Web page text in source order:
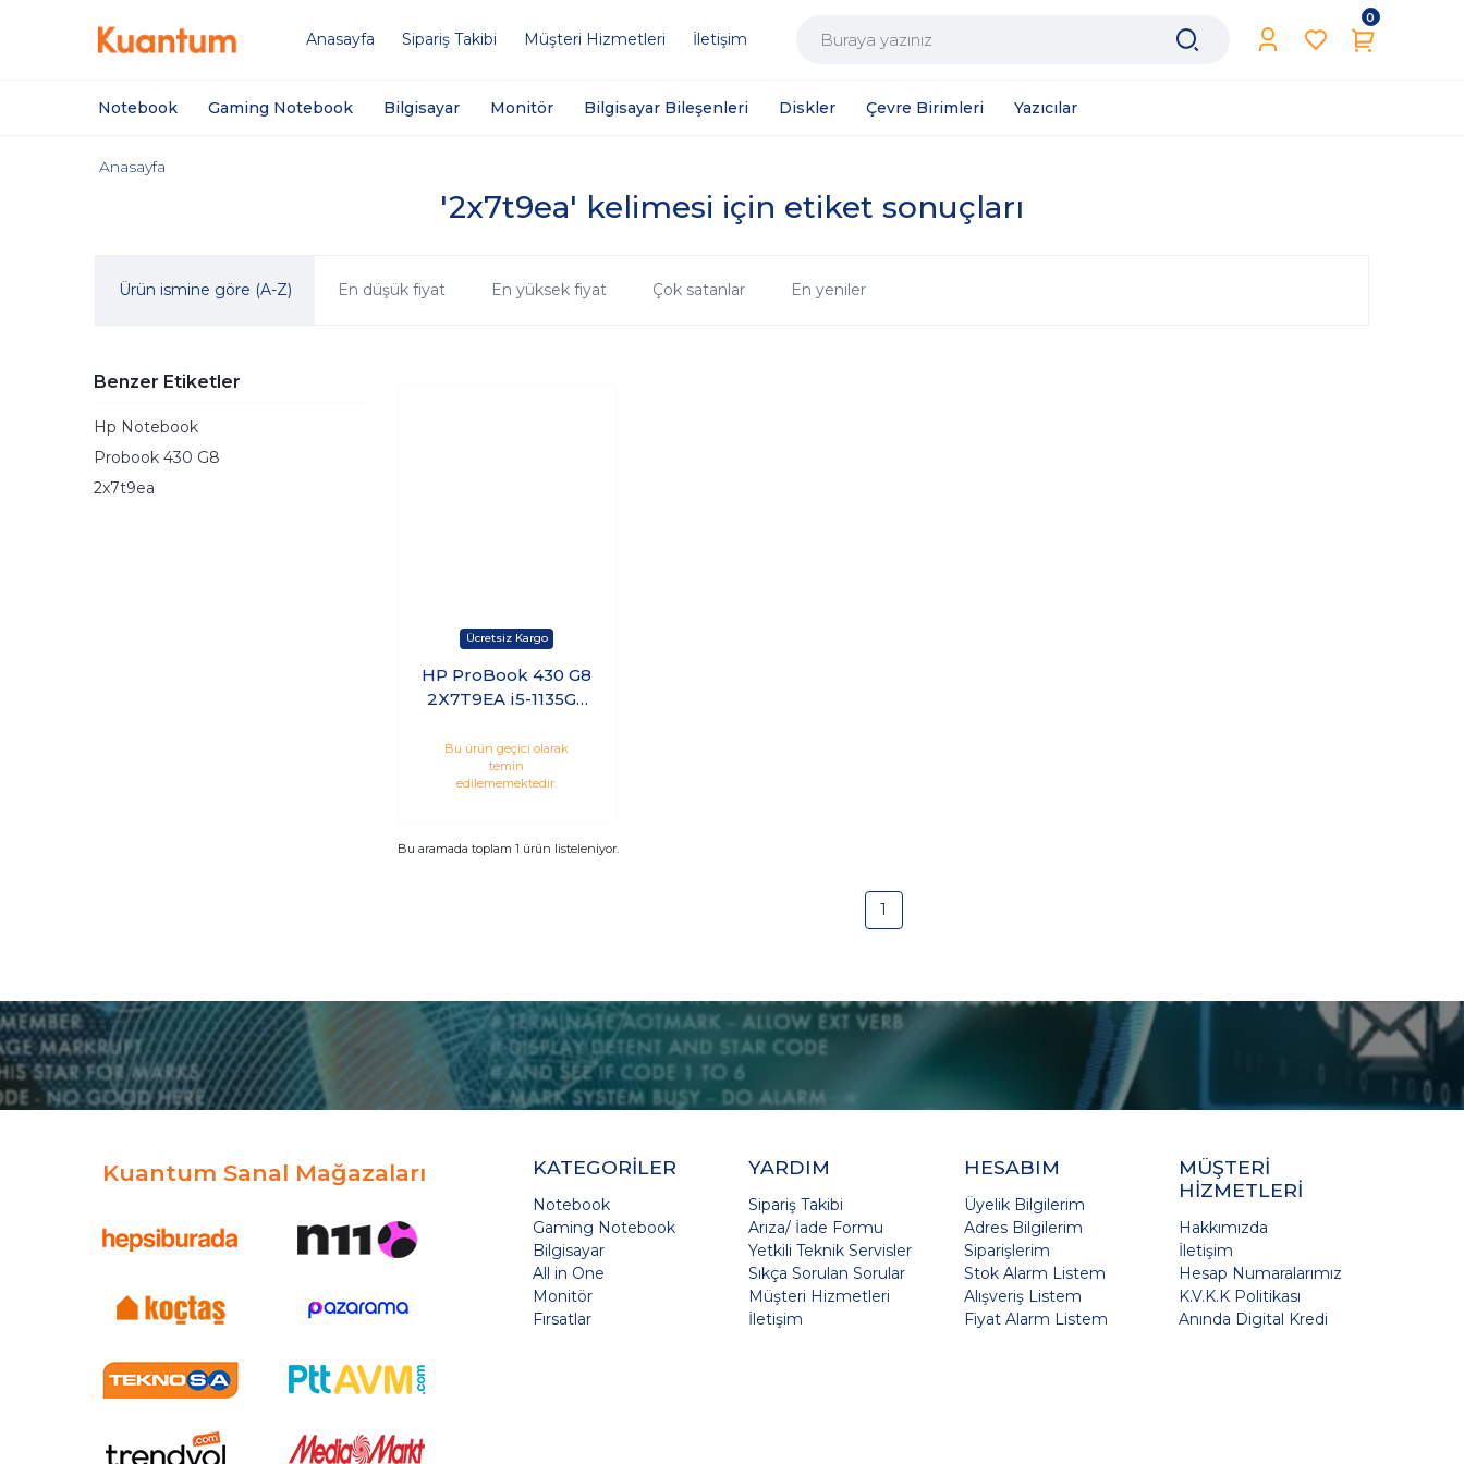
Anasayfa Sipariş Takibi Müşteri Hizmetleri İletişim
0
Notebook Gaming Notebook Bilgisayar Monitör Bilgisayar Bileşenleri Diskler Çevre Birimleri Yazıcılar
'2x7t9ea' kelimesi için etiket sonuçları
Anasayfa
Ürün ismine göre (A-Z) En düşük fiyat En yüksek fiyat Çok satanlar En yeniler
Benzer Etiketler
Hp Notebook
Probook 430 G8
2x7t9ea
HP ProBook 430 G8
2X7T9EA i5-1135G7
Windows 10 Pro
Bu ürün geçici olarak
temin
edilememektedir.
Bu aramada toplam 1 ürün listeleniyor.
1
Kuantum Sanal Mağazaları KATEGORİLER
Notebook
Gaming Notebook
Bilgisayar
All in One
Monitör
Fırsatlar
YARDIM
Sipariş Takibi
Arıza/ İade Formu
Yetkili Teknik Servisler
Sıkça Sorulan Sorular
Müşteri Hizmetleri
İletişim
HESABIM
Üyelik Bilgilerim
Adres Bilgilerim
Siparişlerim
Stok Alarm Listem
Alışveriş Listem
Fiyat Alarm Listem
MÜŞTERİ
HİZMETLERİ
Hakkımızda
İletişim
Hesap Numaralarımız
K.V.K.K Politikası
Anında Digital Kredi